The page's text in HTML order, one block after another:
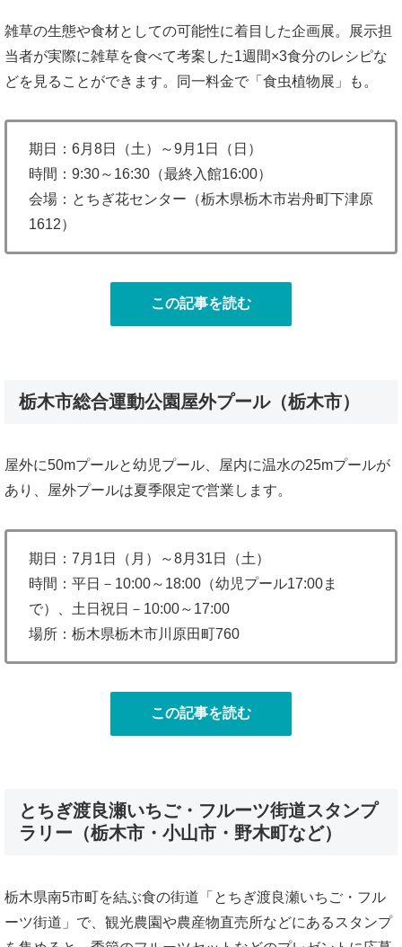
雑草の生態や食材としての可能性に着目した企画展。展示担
当者が実際に雑草を食べて考案した1週間×3食分のレシピな
どを見ることができます。同一料金で「食虫植物展」も。
期日：6月8日（土）～9月1日（日）
時間：9:30～16:30（最終入館16:00）
会場：とちぎ花センター（栃木県栃木市岩舟町下津原
1612）
この記事を読む
栃木市総合運動公園屋外プール（栃木市）
屋外に50mプールと幼児プール、屋内に温水の25mプールが
あり、屋外プールは夏季限定で営業します。
期日：7月1日（月）～8月31日（土）
時間：平日－10:00～18:00（幼児プール17:00ま
で）、土日祝日－10:00～17:00
場所：栃木県栃木市川原田町760
この記事を読む
とちぎ渡良瀬いちご・フルーツ街道スタンプ
ラリー（栃木市・小山市・野木町など）
栃木県南5市町を結ぶ食の街道「とちぎ渡良瀬いちご・フル
ーツ街道」で、観光農園や農産物直売所などにあるスタンプ